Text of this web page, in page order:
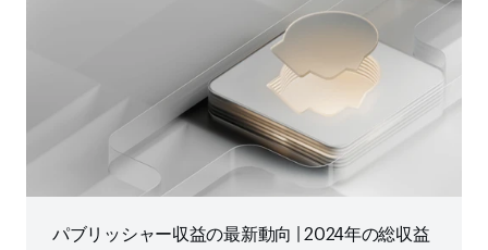
パブリッシャー収益の最新動向 | 2024年の総収益